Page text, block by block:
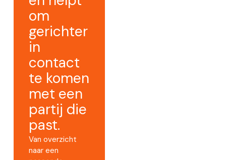
om
gerichter
in
contact
te komen
met een
partij die
past.
Van overzicht
naar een